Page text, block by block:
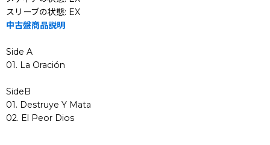
スリーブの状態: EX
中古盤商品説明
Side A
01. La Oración
SideB
01. Destruye Y Mata
02. El Peor Dios